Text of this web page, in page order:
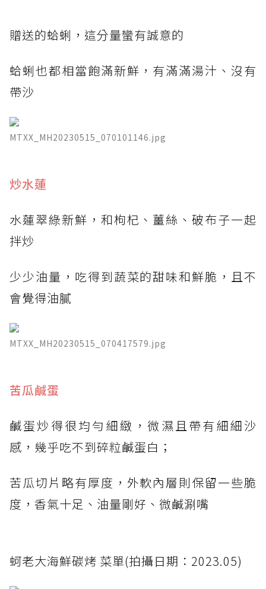
​贈送的蛤蜊，這分量蠻有誠意的
蛤蜊也都相當飽滿新鮮，有滿滿湯汁、沒有
帶沙
MTXX_MH20230515_070101146.jpg
炒水蓮
水蓮翠綠新鮮，和枸杞、薑絲、破布子一起
拌炒
少少油量，吃得到蔬菜的甜味和鮮脆，且不
會覺得油膩
MTXX_MH20230515_070417579.jpg
​苦瓜鹹蛋
鹹蛋炒得很均勻細緻，微濕且帶有細細沙
感，幾乎吃不到碎粒鹹蛋白；
苦瓜切片略有厚度，外軟內層則保留一些脆
度，香氣十足、油量剛好、微鹹涮嘴
蚵老大海鮮碳烤 菜單(拍攝日期：2023.05)